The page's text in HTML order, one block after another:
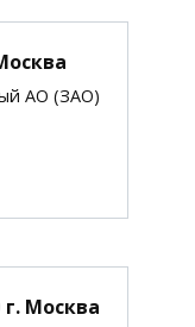
АО (ЗАО)
Москва